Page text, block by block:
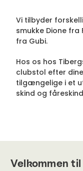
Vi tilbyder
smukke Dione fra
fra Gubi.
Hos os hos
clubstol efter
tilgængelige i et
skind og
Velkommen til